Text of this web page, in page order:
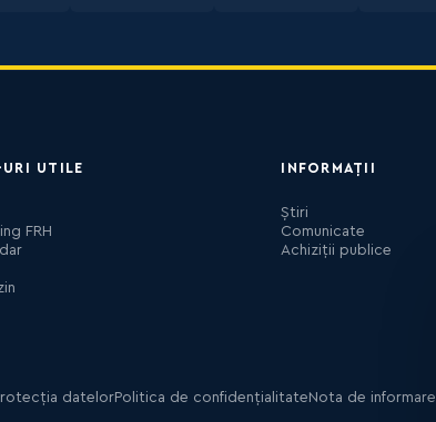
URI UTILE
FRH
INFORMAȚII
Știri
Comunicate
Achiziții publice
datelorPolitica de confidențialitateNota de informare